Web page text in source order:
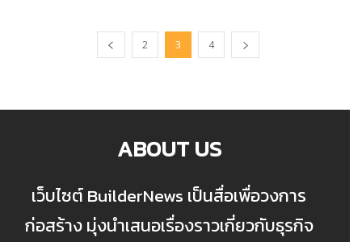
2 3 4
ABOUT US
เว็บไซต์ BuilderNews เป็นสื่อเพื่อวงการ
ก่อสร้าง มุ่งนำเสนอเรื่องราวเกี่ยวกับธุรกิจ